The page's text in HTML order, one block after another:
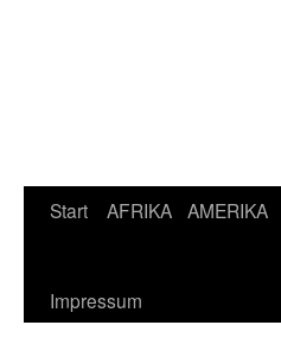
Start AFRIKA AMERIKA
Impressum